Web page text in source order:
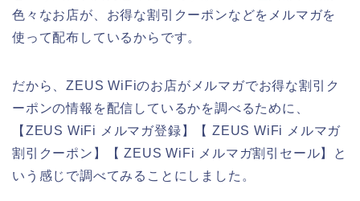
色々なお店が、お得な割引クーポンなどをメルマガを
使って配布しているからです。
だから、ZEUS WiFiのお店がメルマガでお得な割引ク
ーポンの情報を配信しているかを調べるために、
【ZEUS WiFi メルマガ登録】【 ZEUS WiFi メルマガ
割引クーポン】【 ZEUS WiFi メルマガ割引セール】と
いう感じで調べてみることにしました。